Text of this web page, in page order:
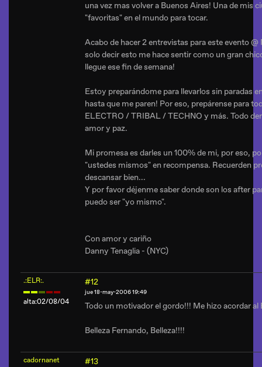
una vez mas volver a Buenos Aires! Una de mis
"favoritas" en el mundo para tocar.
Acabo de hacer 2 entrevistas para este evento
solo decir esto me hace sentir como un gran
llegue ese fin de semana!
Estoy preparándome para llevarlos sin paradas
hasta que me paren! Por eso, prepárense para
ELECTRO / TRIBAL / TECHNO y más. Todo
amor y paz.
Mi promesa es darles un 100% de mi, por eso,
"ustedes mismos" en recompensa. Recuerden
descansar bien...
Y por favor déjenme saber donde son los after
puedo ser "yo mismo".
Con amor y cariño
Danny Tenaglia - (NYC)
.:ELR:.
alta:02/08/04
#12
jue 18-may-2006 19:49
Todo un motivador el gordo!!! Me hizo acordar al
Belleza Fernando, Belleza!!!!
cadornanet #13